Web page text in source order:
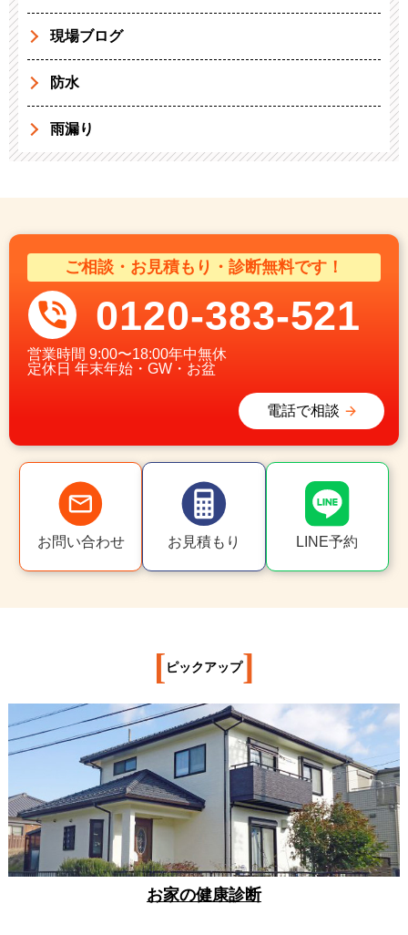
現場ブログ
防水
雨漏り
ご相談・お見積もり・診断無料です！
0120-383-521
営業時間 9:00〜18:00年中無休
定休日 年末年始・GW・お盆
電話で相談
お問い合わせ お見積もり LINE予約
[ ピックアップ]
お家の健康診断